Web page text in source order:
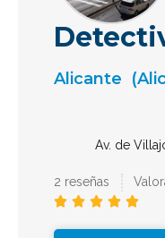
Alicante
Av. de
2 reseñas
    